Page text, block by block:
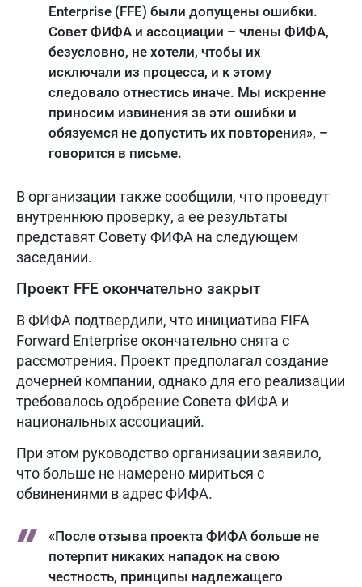
Enterprise (FFE) были допущены ошибки.
Совет ФИФА и ассоциации – члены ФИФА,
безусловно, не хотели, чтобы их
исключали из процесса, и к этому
следовало отнестись иначе. Мы искренне
приносим извинения за эти ошибки и
обязуемся не допустить их повторения», –
говорится в письме.
В организации также сообщили, что проведут
внутреннюю проверку, а ее результаты
представят Совету ФИФА на следующем
заседании.
Проект FFE окончательно закрыт
В ФИФА подтвердили, что инициатива FIFA
Forward Enterprise окончательно снята с
рассмотрения. Проект предполагал создание
дочерней компании, однако для его реализации
требовалось одобрение Совета ФИФА и
национальных ассоциаций.
При этом руководство организации заявило,
что больше не намерено мириться с
обвинениями в адрес ФИФА.
«После отзыва проекта ФИФА больше не
потерпит никаких нападок на свою
честность, принципы надлежащего